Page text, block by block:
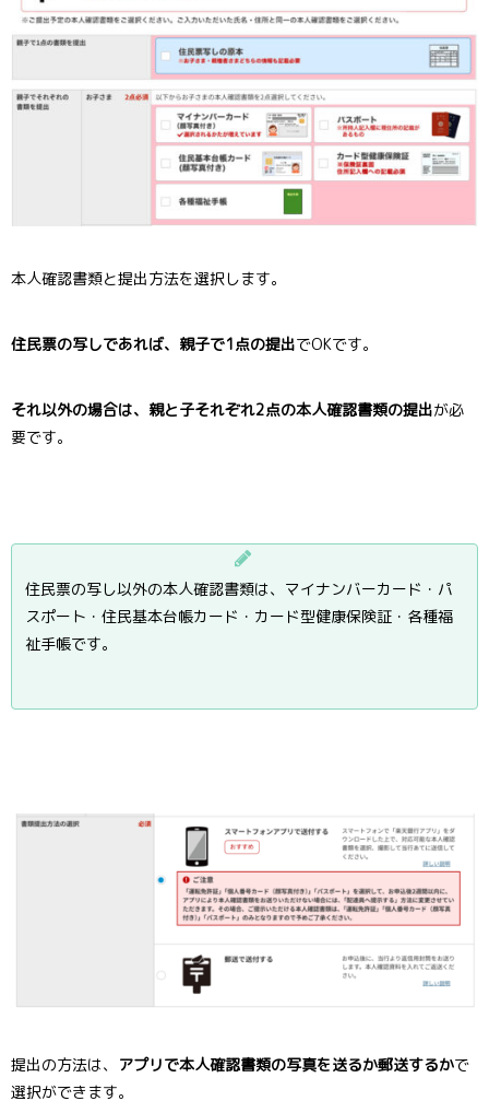
本人確認書類と提出方法を選択します。
住民票の写しであれば、親子で1点の提出でOKです。
それ以外の場合は、親と子それぞれ2点の本人確認書類の提出が必
要です。
住民票の写し以外の本人確認書類は、マイナンバーカード・パ
スポート・住民基本台帳カード・カード型健康保険証・各種福
祉手帳です。
提出の方法は、 アプリで本人確認書類の写真を送るか郵送するかで
選択ができます。